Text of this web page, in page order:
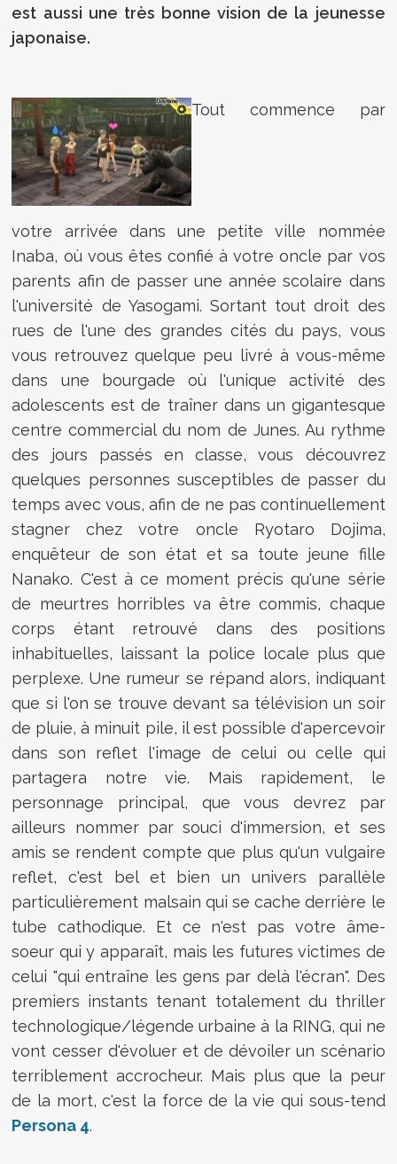
est aussi une très bonne vision de la jeunesse
japonaise.
Tout commence par
votre arrivée dans une petite ville nommée
Inaba, où vous êtes confié à votre oncle par vos
parents afin de passer une année scolaire dans
l'université de Yasogami. Sortant tout droit des
rues de l'une des grandes cités du pays, vous
vous retrouvez quelque peu livré à vous-même
dans une bourgade où l'unique activité des
adolescents est de traîner dans un gigantesque
centre commercial du nom de Junes. Au rythme
des jours passés en classe, vous découvrez
quelques personnes susceptibles de passer du
temps avec vous, afin de ne pas continuellement
stagner chez votre oncle Ryotaro Dojima,
enquêteur de son état et sa toute jeune fille
Nanako. C'est à ce moment précis qu'une série
de meurtres horribles va être commis, chaque
corps étant retrouvé dans des positions
inhabituelles, laissant la police locale plus que
perplexe. Une rumeur se répand alors, indiquant
que si l'on se trouve devant sa télévision un soir
de pluie, à minuit pile, il est possible d'apercevoir
dans son reflet l'image de celui ou celle qui
partagera notre vie. Mais rapidement, le
personnage principal, que vous devrez par
ailleurs nommer par souci d'immersion, et ses
amis se rendent compte que plus qu'un vulgaire
reflet, c'est bel et bien un univers parallèle
particulièrement malsain qui se cache derrière le
tube cathodique. Et ce n'est pas votre âme-
soeur qui y apparaît, mais les futures victimes de
celui "qui entraîne les gens par delà l'écran". Des
premiers instants tenant totalement du thriller
technologique/légende urbaine à la RING, qui ne
vont cesser d'évoluer et de dévoiler un scénario
terriblement accrocheur. Mais plus que la peur
de la mort, c'est la force de la vie qui sous-tend
Persona 4.